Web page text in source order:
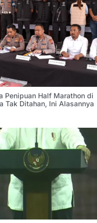
Penipuan Half Marathon di
Tak Ditahan, Ini Alasannya